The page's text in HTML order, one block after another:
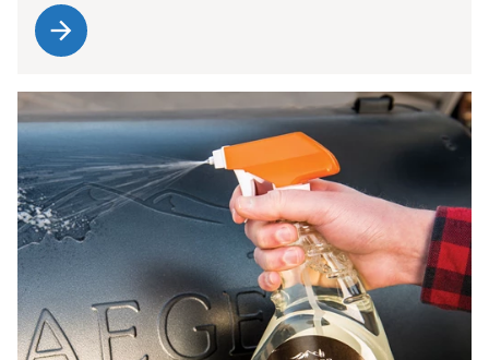
arrow_forward